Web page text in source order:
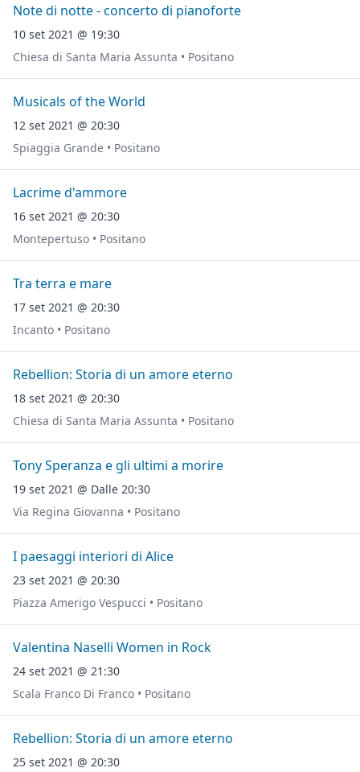
Note di notte - concerto di pianoforte
10 set 2021 @ 19:30
Chiesa di Santa Maria Assunta • Positano
Musicals of the World
12 set 2021 @ 20:30
Spiaggia Grande • Positano
Lacrime d'ammore
16 set 2021 @ 20:30
Montepertuso • Positano
Tra terra e mare
17 set 2021 @ 20:30
Incanto • Positano
Rebellion: Storia di un amore eterno
18 set 2021 @ 20:30
Chiesa di Santa Maria Assunta • Positano
Tony Speranza e gli ultimi a morire
19 set 2021 @ Dalle 20:30
Via Regina Giovanna • Positano
I paesaggi interiori di Alice
23 set 2021 @ 20:30
Piazza Amerigo Vespucci • Positano
Valentina Naselli Women in Rock
24 set 2021 @ 21:30
Scala Franco Di Franco • Positano
Rebellion: Storia di un amore eterno
25 set 2021 @ 20:30